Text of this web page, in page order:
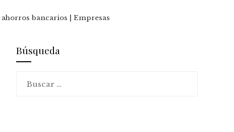
bancarios | Empresas
Búsqueda